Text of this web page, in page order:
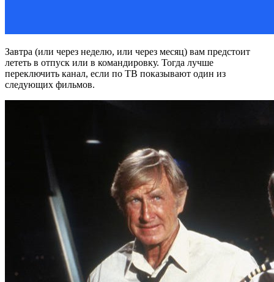
Завтра (или через неделю, или через месяц) вам предстоит
лететь в отпуск или в командировку. Тогда лучше
переключить канал, если по ТВ показывают один из
следующих фильмов.